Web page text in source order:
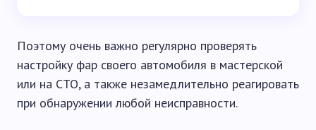
Поэтому очень важно регулярно проверять
настройку фар своего автомобиля в мастерской
или на СТО, а также незамедлительно реагировать
при обнаружении любой неисправности.